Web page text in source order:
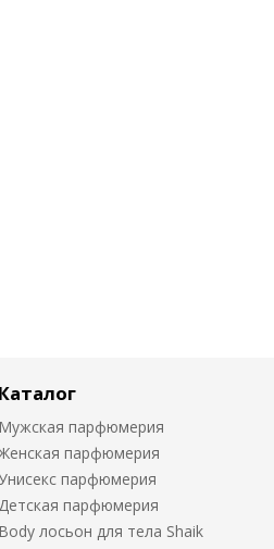
Каталог
Мужская парфюмерия
парфюмерия
парфюмерия
парфюмерия
Body лосьон для тела Shaik